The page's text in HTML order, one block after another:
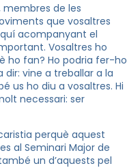
membres de les
que vosaltres
acompanyant el
Vosaltres ho
ho fan? Ho podria fer-ho
dir: vine a treballar a la
us ho diu a vosaltres. Hi
necessari: ser
perquè aquest
al Seminari Major de
un d’aquests pel